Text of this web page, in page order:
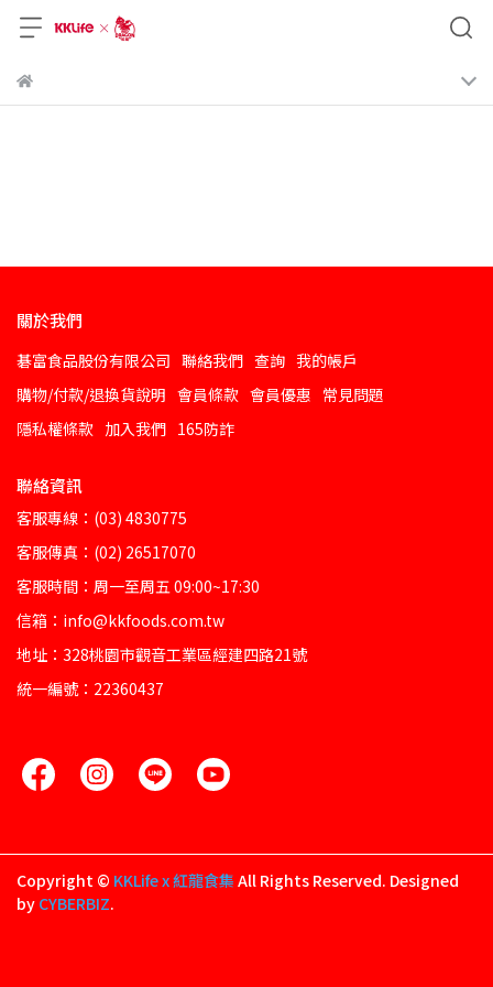
關於我們
碁富食品股份有限公司 聯絡我們 查詢 我的帳戶
購物/付款/退換貨說明 會員條款 會員優惠 常見問題
隱私權條款 加入我們 165防詐
聯絡資訊
客服專線：(03) 4830775
客服傳真：(02) 26517070
客服時間：周一至周五 09:00~17:30
信箱：info@kkfoods.com.tw
地址：328桃園市觀音工業區經建四路21號
統一編號：22360437
Copyright © KKLife x 紅龍食集 All Rights Reserved. Designed
by CYBERBIZ.